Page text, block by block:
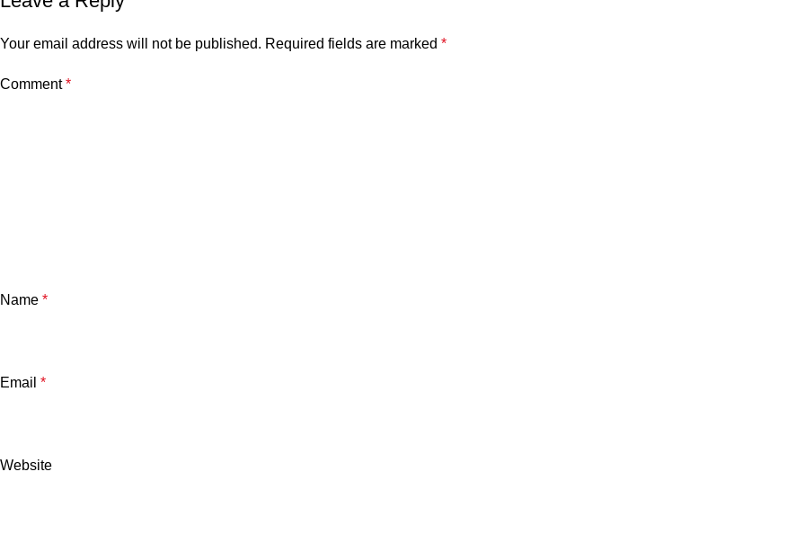
Your email address will not be published. Required fields are marked *
Comment*
Name *
Email *
Website